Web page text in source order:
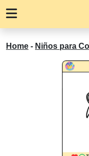
Home - Niños para